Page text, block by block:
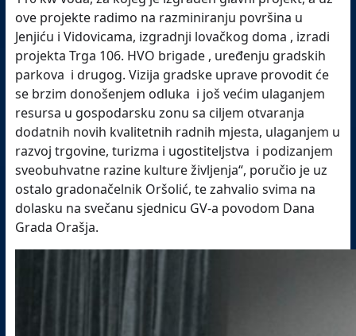
ove projekte radimo na razminiranju površina u
Jenjiću i Vidovicama, izgradnji lovačkog doma , izradi
projekta Trga 106. HVO brigade , uređenju gradskih
parkova i drugog. Vizija gradske uprave provodit će
se brzim donošenjem odluka i još većim ulaganjem
resursa u gospodarsku zonu sa ciljem otvaranja
dodatnih novih kvalitetnih radnih mjesta, ulaganjem u
razvoj trgovine, turizma i ugostiteljstva i podizanjem
sveobuhvatne razine kulture življenja“, poručio je uz
ostalo gradonačelnik Oršolić, te zahvalio svima na
dolasku na svečanu sjednicu GV-a povodom Dana
Grada Orašja.